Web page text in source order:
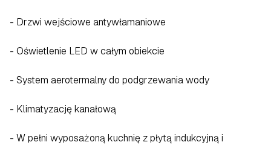
- Drzwi wejściowe antywłamaniowe
- Oświetlenie LED w całym obiekcie
- System aerotermalny do podgrzewania wody
- Klimatyzację kanałową
- W pełni wyposażoną kuchnię z płytą indukcyjną i